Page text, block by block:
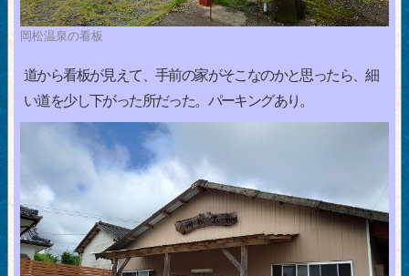
岡松温泉の看板
道から看板が見えて、手前の家がそこなのかと思ったら、細
い道を少し下がった所だった。パーキングあり。